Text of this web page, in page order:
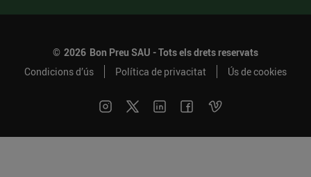
© 2026 Bon Preu SAU - Tots els drets reservats
Condicions d’ús
Política de privacitat Ús de cookies